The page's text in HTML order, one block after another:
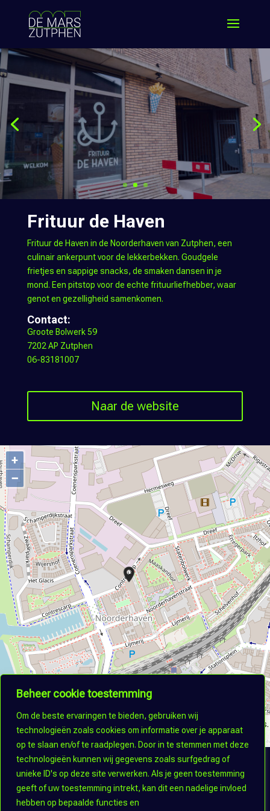
Beheer cookie toestemming
Om de beste ervaringen te bieden, gebruiken wij
technologieën zoals cookies om informatie over je apparaat
op te slaan en/of te raadplegen. Door in te stemmen met deze
technologieën kunnen wij gegevens zoals surfgedrag of
unieke ID's op deze site verwerken. Als je geen toestemming
geeft of uw toestemming intrekt, kan dit een nadelige invloed
hebben op bepaalde functies en
Frituur de Haven
Frituur de Haven in de Noorderhaven van Zutphen, een
culinair ankerpunt voor de lekkerbekken. Goudgele
frietjes en sappige snacks, de smaken dansen in je
mond. Een pitstop voor de echte frituurliefhebber, waar
genot en gezelligheid samenkomen.
Contact:
Groote Bolwerk 59
7202 AP Zutphen
06-83181007
Naar de website
+
−
© OpenStreetMap contributors.
Terug naar alle bedrijven